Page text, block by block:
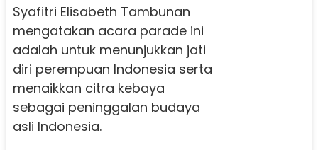
Syafitri Elisabeth Tambunan
mengatakan acara parade ini
adalah untuk menunjukkan jati
diri perempuan Indonesia serta
menaikkan citra kebaya
sebagai peninggalan budaya
asli Indonesia.